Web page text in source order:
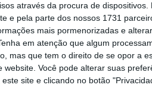
através da procura de
e pela parte dos nossos 1731
mais pormenorizadas e
em atenção que algum
mas que tem o direito de se opor a
website. Você pode alterar suas
site e clicando no botão